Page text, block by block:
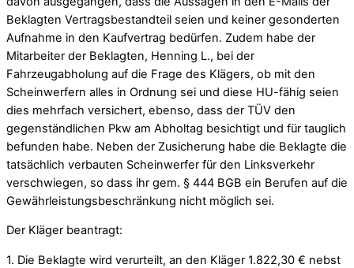
Beklagten Vertragsbestandteil seien und keiner gesonderten
Aufnahme in den Kaufvertrag bedürfen. Zudem habe der
Mitarbeiter der Beklagten, Henning L., bei der
Fahrzeugabholung auf die Frage des Klägers, ob mit den
Scheinwerfern alles in Ordnung sei und diese HU-fähig seien
dies mehrfach versichert, ebenso, dass der TÜV den
gegenständlichen Pkw am Abholtag besichtigt und für tauglich
befunden habe. Neben der Zusicherung habe die Beklagte die
tatsächlich verbauten Scheinwerfer für den Linksverkehr
verschwiegen, so dass ihr gem. § 444 BGB ein Berufen auf die
Gewährleistungsbeschränkung nicht möglich sei.
Der Kläger beantragt:
1. Die Beklagte wird verurteilt, an den Kläger 1.822,30 € nebst